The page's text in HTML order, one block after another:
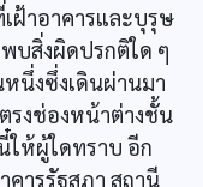
ฝ้าอาคารและบุรุษ
บสิ่งผิดปรกติใด ๆ
นึ่งซึ่งเดินผ่านมา
รงช่องหน้าต่างชั้น
ให้ผู้ใดทราบ อีก
ารรัฐสภา สถานี